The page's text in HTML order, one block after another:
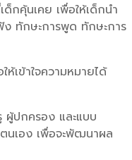
ด็กคุ้นเคย เพื่อให้เด็กนำ
ทักษะการพูด ทักษะการ
ห้เข้าใจความหมายได้
ผู้ปกครอง และแบบ
ตนเอง เพื่อจะพัฒนาผล